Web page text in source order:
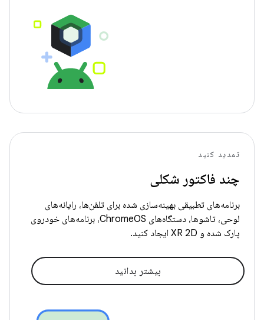
تمدید کنید
چند فاکتور شکلی
برنامه‌های تطبیقی ​​بهینه‌سازی شده برای تلفن‌ها، رایانه‌های
لوحی، تاشوها، دستگاه‌های ChromeOS، برنامه‌های خودروی
پارک شده و XR 2D ایجاد کنید.
بیشتر بدانید